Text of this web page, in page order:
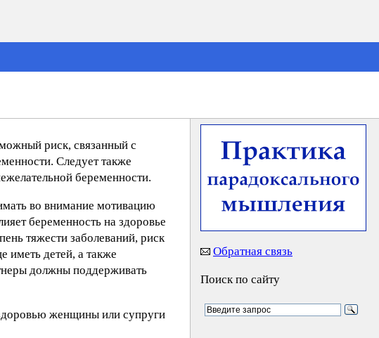
риск, связанный с
Следует также
беременности.
во внимание мотивацию
беременность на здоровье
тяжести заболеваний, риск
иметь детей, а также
должны поддерживать
женщины или супруги
Обратная связь
Поиск по сайту